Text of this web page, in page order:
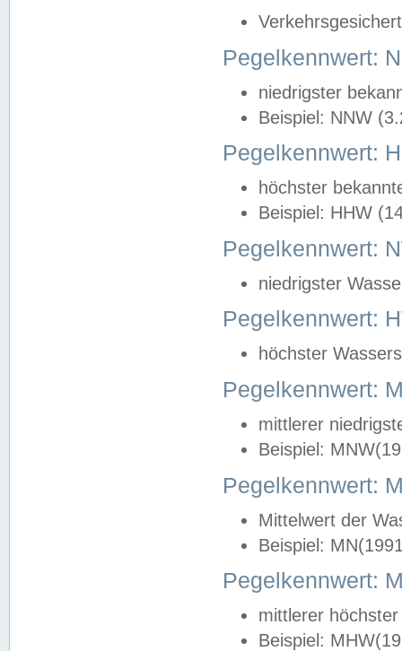
Pegelkennwert:
niedrigster
Beispiel: NNW
Pegelkennwert:
höchster
Beispiel: HHW
Pegelkennwert:
niedrigster
Pegelkennwert:
höchster
Pegelkennwert:
mittlerer
Beispiel:
Pegelkennwert:
Mittelwert der
Beispiel:
Pegelkennwert:
mittlerer
Beispiel: